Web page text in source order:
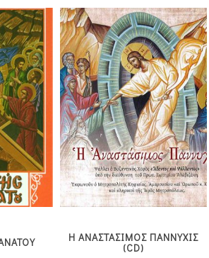
Η ΑΝΑΣΤΑΣΙΜΟΣ ΠΑΝΝΥΧΙΣ
(CD)